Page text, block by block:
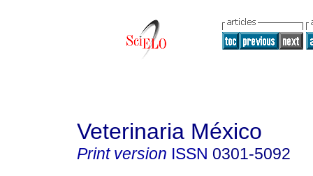
Veterinaria México
Print version ISSN 0301-5092